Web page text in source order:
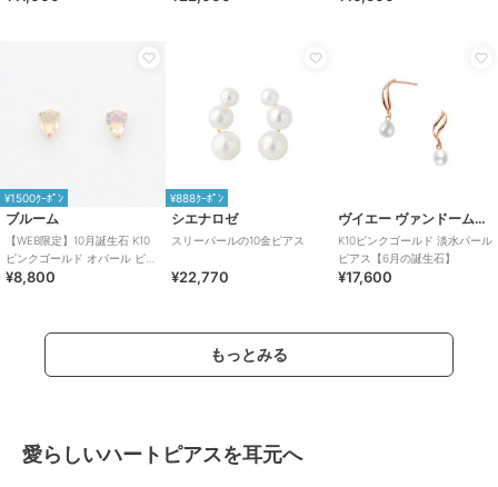
¥1500ｸｰﾎﾟﾝ
ブルーム
【WEB限定】10月誕生石 K10
ピンクゴールド オパール ピア
ス
¥8,800
¥888ｸｰﾎﾟﾝ
シエナロゼ
スリーパールの10金ピアス
¥22,770
ヴイエー ヴァンドーム青山
K10ピンクゴールド 淡水パール
ピアス【6月の誕生石】
¥17,600
もっとみる
愛らしいハートピアスを耳元へ